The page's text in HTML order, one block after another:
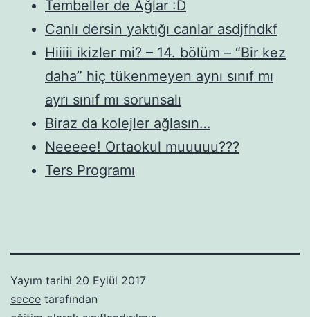
Tembeller de Ağlar :D
Canlı dersin yaktığı canlar asdjfhdkf
Hiiiii ikizler mi? – 14. bölüm – “Bir kez
daha” hiç tükenmeyen aynı sınıf mı
ayrı sınıf mı sorunsalı
Biraz da kolejler ağlasın…
Neeeee! Ortaokul muuuuu???
Ters Programı
Yayım tarihi 20 Eylül 2017
secce tarafından